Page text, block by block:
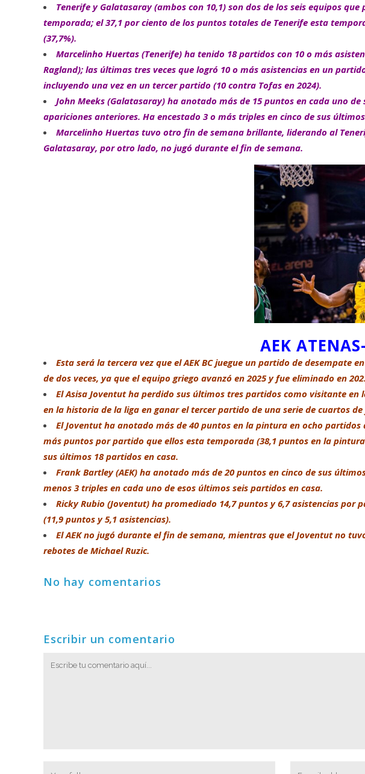
Tenerife y Galatasaray (ambos con 10,1) son dos de los seis equipos
temporada; el 37,1 por ciento de los puntos totales de Tenerife esta
(37,7%).
Marcelinho Huertas (Tenerife) ha tenido 18 partidos con 10 o más
Ragland); las últimas tres veces que logró 10 o más asistencias en un
incluyendo una vez en un tercer partido (10 contra Tofas en 2024).
John Meeks (Galatasaray) ha anotado más de 15 puntos en cada uno
apariciones anteriores. Ha encestado 3 o más triples en cinco de sus
Marcelinho Huertas tuvo otro fin de semana brillante, liderando al
Galatasaray, por otro lado, no jugó durante el fin de semana.
AEK
Esta será la tercera vez que el AEK BC juegue un partido de desempate
de dos veces, ya que el equipo griego avanzó en 2025 y fue eliminado en
El Asisa Joventut ha perdido sus últimos tres partidos como visitante
en la historia de la liga en ganar el tercer partido de una serie de cuartos
El Joventut ha anotado más de 40 puntos en la pintura en ocho
más puntos por partido que ellos esta temporada (38,1 puntos en la
sus últimos 18 partidos en casa.
Frank Bartley (AEK) ha anotado más de 20 puntos en cinco de sus
menos 3 triples en cada uno de esos últimos seis partidos en casa.
Ricky Rubio (Joventut) ha promediado 14,7 puntos y 6,7 asistencias por
(11,9 puntos y 5,1 asistencias).
El AEK no jugó durante el fin de semana, mientras que el Joventut no
rebotes de Michael Ruzic.
No hay comentarios
Escribir un comentario